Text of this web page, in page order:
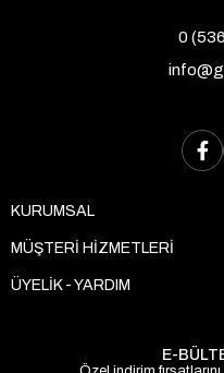
0
KURUMSAL
MÜŞTERİ HİZMETLERİ
ÜYELİK - YARDIM
E-